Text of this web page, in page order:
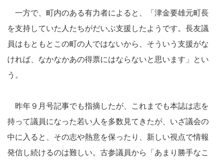
一方で、町内のある有力者によると、「津金要雄元町長
を支持していた人たちがだいぶ支援したようです。長友議
員はもともとこの町の人ではないから、そういう支援がな
ければ、なかなかあの得票にはならないと思います」とい
う。
昨年９月号記事でも指摘したが、これまでも本誌は志を
持って議員になった若い人を多数見てきたが、いざ議会の
中に入ると、その志や熱意を保ったり、新しい視点で情報
発信し続けるのは難しい。古参議員から「あまり勝手なこ